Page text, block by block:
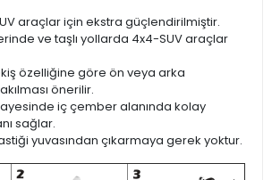
araçlar için ekstra güçlendirilmiştir.
ve taşlı yollarda 4x4-SUV araçlar
özelliğine göre ön veya arka
önerilir.
iç çember alanında kolay
sağlar.
yuvasından çıkarmaya gerek yoktur.